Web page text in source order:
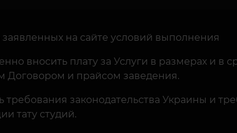
заявленных на сайте условий выполнения
вносить плату за Услуги в размерах и в
Договором и прайсом заведения.
требования законодательства Украины и
тату студий.